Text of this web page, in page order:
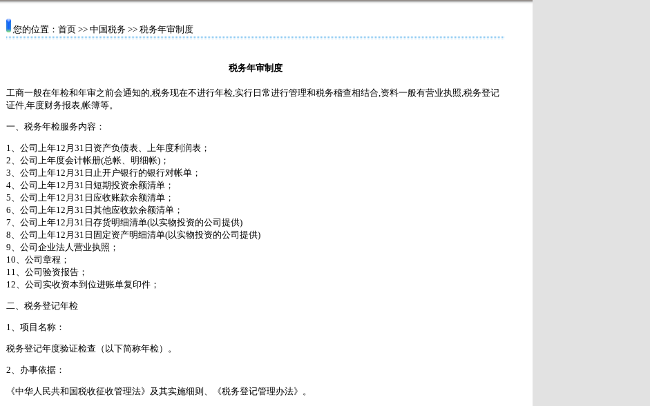
您的位置： 首页 >> 中国税务 >> 税务年审制度
税务年审制度
工商一般在年检和年审之前会通知的,税务现在不进行年检,实行日常进行管理和税务稽查相结合,资料一般有营业执照,税务登记
证件,年度财务报表,帐簿等。
一、税务年检服务内容：
1、公司上年12月31日资产负债表、上年度利润表；
2、公司上年度会计帐册(总帐、明细帐)；
3、公司上年12月31日止开户银行的银行对帐单；
4、公司上年12月31日短期投资余额清单；
5、公司上年12月31日应收账款余额清单；
6、公司上年12月31日其他应收款余额清单；
7、公司上年12月31日存货明细清单(以实物投资的公司提供)
8、公司上年12月31日固定资产明细清单(以实物投资的公司提供)
9、公司企业法人营业执照；
10、公司章程；
11、公司验资报告；
12、公司实收资本到位进账单复印件；
二、税务登记年检
1、项目名称：
税务登记年度验证检查（以下简称年检）。
2、办事依据：
《中华人民共和国税收征收管理法》及其实施细则、《税务登记管理办法》。